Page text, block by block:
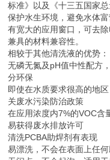
标准》以及《十三五国家
保护水生环境，避免水体
有宽大的应用窗口，可去
兼具的材料兼容性。
相较于其他清洗液的优势：
无磷无氮及pH值中性配方
分环保
即使在水质要求很高的地
关废水污染防治政策
在应用浓度内7%的VOC含
易获得废水排放许可
清洗PCBA助焊剂有表现
易漂洗，不会在表面上任